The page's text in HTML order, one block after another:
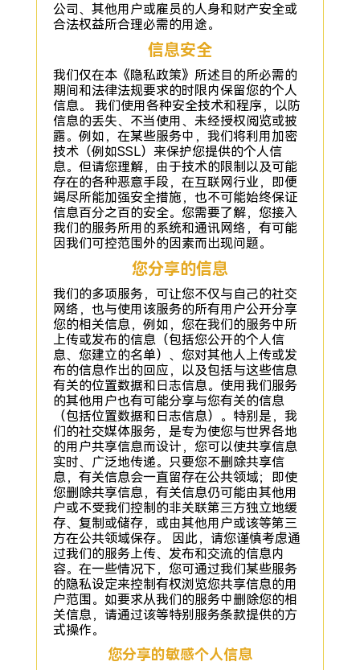
公司、其他用户或雇员的人身和财产安全或
合法权益所合理必需的用途。
信息安全
我们仅在本《隐私政策》所述目的所必需的
期间和法律法规要求的时限内保留您的个人
信息。 我们使用各种安全技术和程序，以防
信息的丢失、不当使用、未经授权阅览或披
露。例如，在某些服务中，我们将利用加密
技术（例如SSL）来保护您提供的个人信
息。但请您理解，由于技术的限制以及可能
存在的各种恶意手段，在互联网行业，即便
竭尽所能加强安全措施，也不可能始终保证
信息百分之百的安全。您需要了解，您接入
我们的服务所用的系统和通讯网络，有可能
因我们可控范围外的因素而出现问题。
您分享的信息
我们的多项服务，可让您不仅与自己的社交
网络，也与使用该服务的所有用户公开分享
您的相关信息，例如，您在我们的服务中所
上传或发布的信息（包括您公开的个人信
息、您建立的名单）、您对其他人上传或发
布的信息作出的回应，以及包括与这些信息
有关的位置数据和日志信息。使用我们服务
的其他用户也有可能分享与您有关的信息
（包括位置数据和日志信息）。特别是，我
们的社交媒体服务，是专为使您与世界各地
的用户共享信息而设计，您可以使共享信息
实时、广泛地传递。只要您不删除共享信
息，有关信息会一直留存在公共领域；即使
您删除共享信息，有关信息仍可能由其他用
户或不受我们控制的非关联第三方独立地缓
存、复制或储存，或由其他用户或该等第三
方在公共领域保存。 因此，请您谨慎考虑通
过我们的服务上传、发布和交流的信息内
容。在一些情况下，您可通过我们某些服务
的隐私设定来控制有权浏览您共享信息的用
户范围。如要求从我们的服务中删除您的相
关信息，请通过该等特别服务条款提供的方
式操作。
您分享的敏感个人信息